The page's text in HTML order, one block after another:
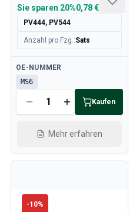
Sie sparen 20%0,78 €
PV444, PV544
Anzahl pro Fzg.:Sats
Verfügbar
OE-NUMMER
MS6
Kaufen
Mehr erfahren
-10%